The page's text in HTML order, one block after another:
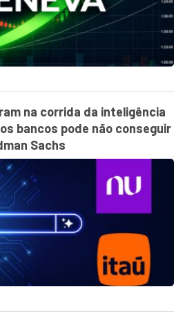
na corrida da inteligência
bancos pode não conseguir
Sachs